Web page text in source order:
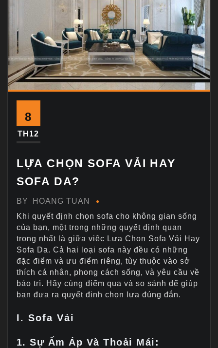
8
TH12
LỰA CHỌN SOFA VẢI HAY
SOFA DA?
BY
HOANG TUAN
Khi quyết định chọn sofa cho không gian sống
của bạn, một trong những quyết định quan
trọng nhất là giữa việc Lựa Chọn Sofa Vải Hay
Sofa Da. Cả hai loại sofa này đều có những
đặc điểm và ưu điểm riêng, tùy thuộc vào sở
thích cá nhân, phong cách sống, và yêu cầu về
bảo trì. Hãy cùng điểm qua và so sánh để giúp
bạn đưa ra quyết định chọn lựa đúng đắn.
I. Sofa Vải
1. Sự Ấm Áp Và Thoải Mái: